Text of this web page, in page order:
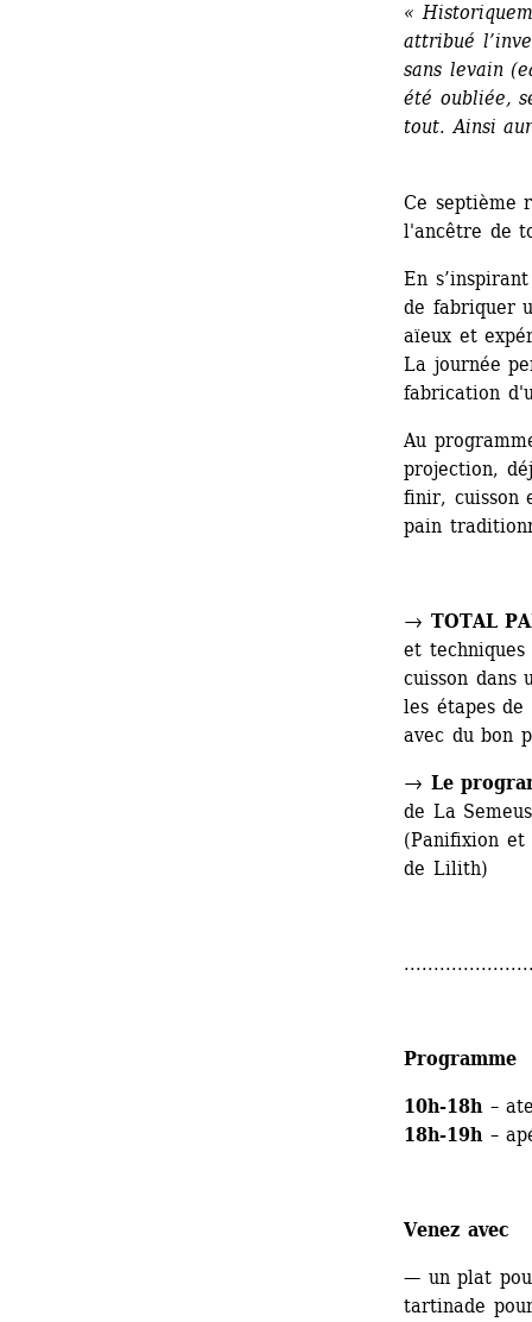
«
attribué
sans levain
été oubliée,
tout. Ainsi
Ce septième
l'ancêtre de
En
de fabriquer
aïeux et
La journée
fabrication
Au
projection,
finir, cuisson
pain
→ TOTAL
et
cuisson dans
les étapes
avec du bon
→ Le
de La
(Panifixion
de Lilith)
Programme
10h-18h–
18h-19h–
Venez avec
— un plat
tartinade